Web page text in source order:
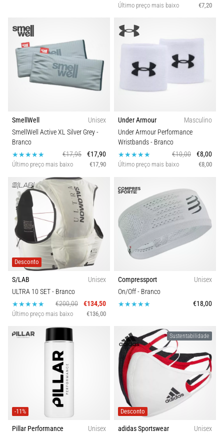
Último preço mais baixo €7,20
SmellWell
Unisex
SmellWell Active XL Silver Grey-
Branco
€17,95
€17,90
Último preço mais baixo €17,90
Under Armour
Masculino
Under Armour Performance
Wristbands- Branco
€10,00
€8,00
Último preço mais baixo €8,00
Desconto
S/LAB
Unisex
ULTRA 10 SET- Branco
€200,00
€134,50
Último preço mais baixo €136,00
Compressport
Unisex
On/Off- Branco
€18,00
-11%
Pillar Performance
Unisex
Sustentabilidade
Desconto
adidas Sportswear
Unisex